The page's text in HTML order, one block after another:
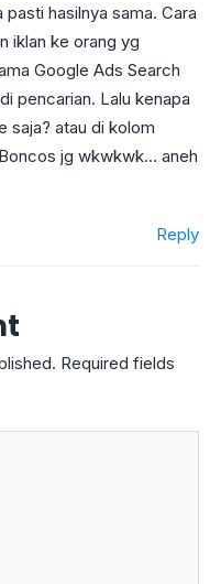
hasilnya sama. Cara
iklan ke orang yg
Google Ads Search
pencarian. Lalu kenapa
saja? atau di kolom
jg wkwkwk… aneh
Reply
Required fields